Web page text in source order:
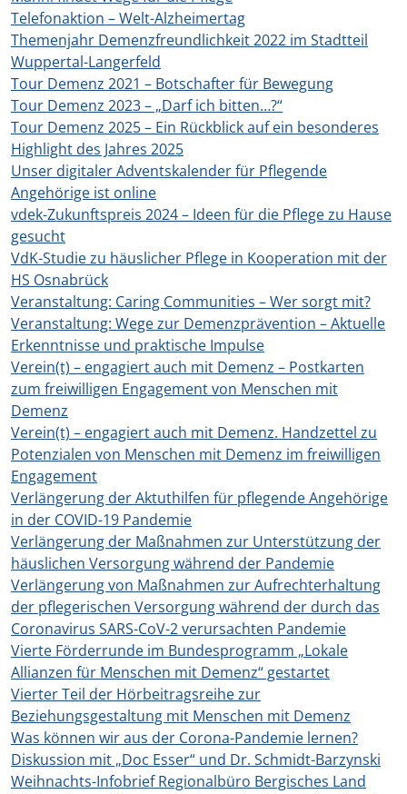
Telefonaktion – Welt-Alzheimertag
Themenjahr Demenzfreundlichkeit 2022 im Stadtteil
Wuppertal-Langerfeld
Tour Demenz 2021 – Botschafter für Bewegung
Tour Demenz 2023 – „Darf ich bitten…?“
Tour Demenz 2025 – Ein Rückblick auf ein besonderes
Highlight des Jahres 2025
Unser digitaler Adventskalender für Pflegende
Angehörige ist online
vdek-Zukunftspreis 2024 – Ideen für die Pflege zu Hause
gesucht
VdK-Studie zu häuslicher Pflege in Kooperation mit der
HS Osnabrück
Veranstaltung: Caring Communities – Wer sorgt mit?
Veranstaltung: Wege zur Demenzprävention – Aktuelle
Erkenntnisse und praktische Impulse
Verein(t) – engagiert auch mit Demenz – Postkarten
zum freiwilligen Engagement von Menschen mit
Demenz
Verein(t) – engagiert auch mit Demenz. Handzettel zu
Potenzialen von Menschen mit Demenz im freiwilligen
Engagement
Verlängerung der Aktuthilfen für pflegende Angehörige
in der COVID-19 Pandemie
Verlängerung der Maßnahmen zur Unterstützung der
häuslichen Versorgung während der Pandemie
Verlängerung von Maßnahmen zur Aufrechterhaltung
der pflegerischen Versorgung während der durch das
Coronavirus SARS-CoV-2 verursachten Pandemie
Vierte Förderrunde im Bundesprogramm „Lokale
Allianzen für Menschen mit Demenz“ gestartet
Vierter Teil der Hörbeitragsreihe zur
Beziehungsgestaltung mit Menschen mit Demenz
Was können wir aus der Corona-Pandemie lernen?
Diskussion mit „Doc Esser“ und Dr. Schmidt-Barzynski
Weihnachts-Infobrief Regionalbüro Bergisches Land